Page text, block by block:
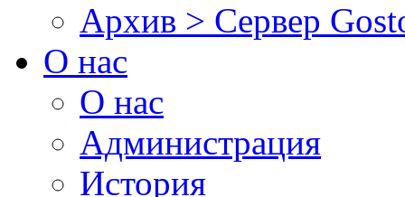
Архив > Сервер
О нас
О нас
Администрация
История